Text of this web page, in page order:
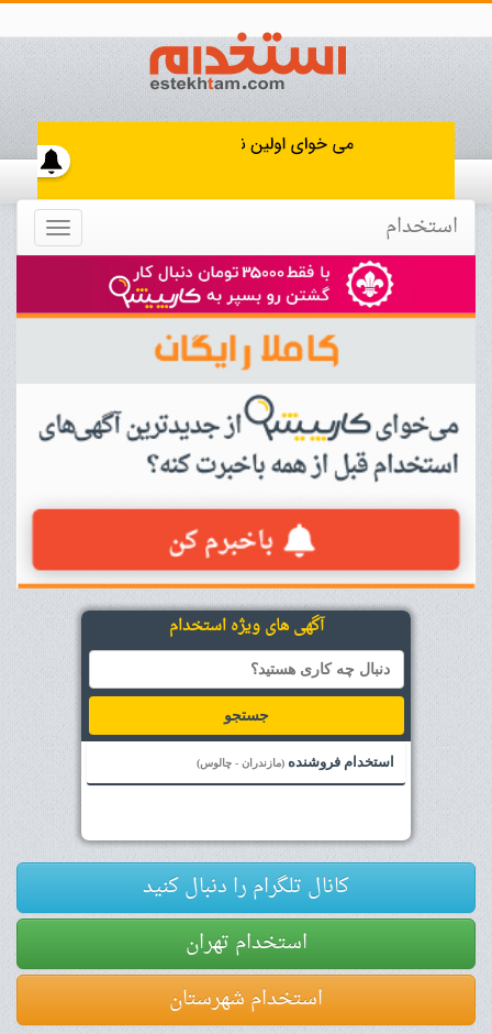
Toggle استخدام
آگهی های ویژه استخدام
جستجو
استخدام فروشنده (مازندران - چالوس)
کانال تلگرام را دنبال کنید
استخدام تهران
استخدام شهرستان